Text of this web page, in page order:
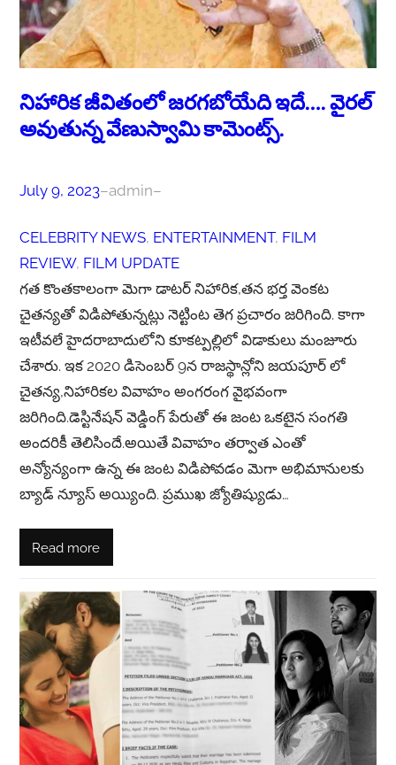
నిహారిక జీవితంలో జరగబోయేది ఇదే…. వైరల్
అవుతున్న వేణుస్వామి కామెంట్స్.
July 9, 2023–admin–
CELEBRITY NEWS, ENTERTAINMENT, FILM
REVIEW, FILM UPDATE
గత కొంతకాలంగా మెగా డాటర్ నిహారిక,తన భర్త వెంకట
చైతన్యతో విడిపోతున్నట్లు నెట్టింట తెగ ప్రచారం జరిగింది. కాగా
ఇటీవలే హైదరాబాదులోని కూకట్పల్లిలో విడాకులు మంజూరు
చేశారు. ఇక 2020 డిసెంబర్ 9న రాజస్థాన్లోని జయపూర్ లో
చైతన్య,నిహారికల వివాహం అంగరంగ వైభవంగా
జరిగింది.డెస్టినేషన్ వెడ్డింగ్ పేరుతో ఈ జంట ఒకటైన సంగతి
అందరికీ తెలిసిందే.అయితే వివాహం తర్వాత ఎంతో
అన్యోన్యంగా ఉన్న ఈ జంట విడిపోవడం మెగా అభిమానులకు
బ్యాడ్ న్యూస్ అయ్యింది. ప్రముఖ జ్యోతిష్యుడు…
Read more